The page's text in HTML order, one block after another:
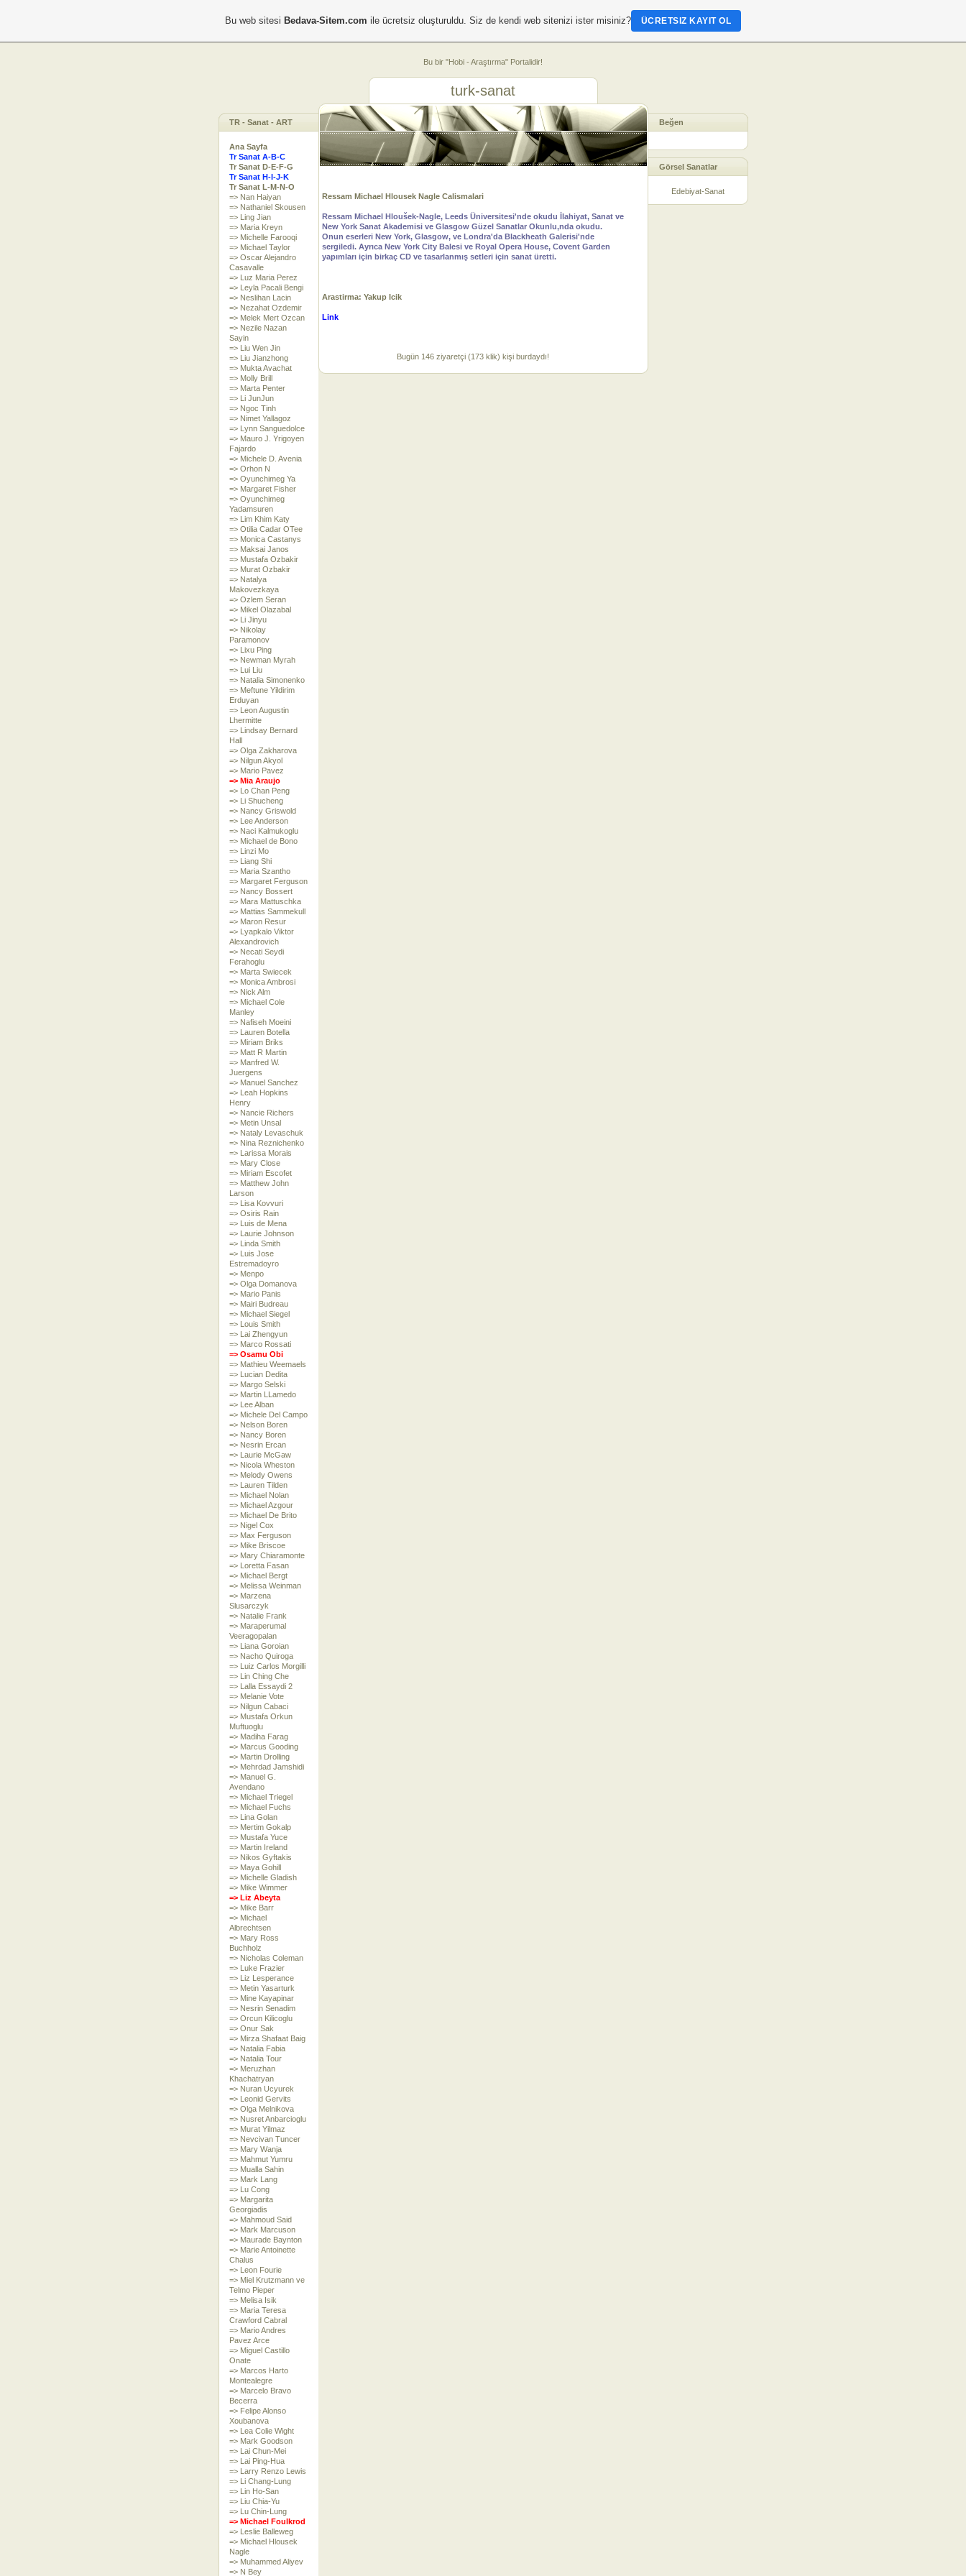
Bu bir "Hobi - Araştırma" Portalidir!
TR - Sanat - ART
Ana Sayfa
Tr Sanat A-B-C
Tr Sanat D-E-F-G
Tr Sanat H-I-J-K
Tr Sanat L-M-N-O
=> Nan Haiyan
=> Nathaniel Skousen
=> Ling Jian
=> Maria Kreyn
=> Michelle Farooqi
=> Michael Taylor
=> Oscar Alejandro
Casavalle
=> Luz Maria Perez
=> Leyla Pacali Bengi
=> Neslihan Lacin
=> Nezahat Ozdemir
=> Melek Mert Ozcan
=> Nezile Nazan
Sayin
=> Liu Wen Jin
=> Liu Jianzhong
=> Mukta Avachat
=> Molly Brill
=> Marta Penter
=> Li JunJun
=> Ngoc Tinh
=> Nimet Yallagoz
=> Lynn Sanguedolce
=> Mauro J. Yrigoyen
Fajardo
=> Michele D. Avenia
=> Orhon N
=> Oyunchimeg Ya
=> Margaret Fisher
=> Oyunchimeg
Yadamsuren
=> Lim Khim Katy
=> Otilia Cadar OTee
=> Monica Castanys
=> Maksai Janos
=> Mustafa Ozbakir
=> Murat Ozbakir
=> Natalya
Makovezkaya
=> Ozlem Seran
=> Mikel Olazabal
=> Li Jinyu
=> Nikolay
Paramonov
=> Lixu Ping
=> Newman Myrah
=> Lui Liu
=> Natalia Simonenko
=> Meftune Yildirim
Erduyan
=> Leon Augustin
Lhermitte
=> Lindsay Bernard
Hall
=> Olga Zakharova
=> Nilgun Akyol
=> Mario Pavez
=> Mia Araujo
=> Lo Chan Peng
=> Li Shucheng
=> Nancy Griswold
=> Lee Anderson
=> Naci Kalmukoglu
=> Michael de Bono
=> Linzi Mo
=> Liang Shi
=> Maria Szantho
=> Margaret Ferguson
=> Nancy Bossert
=> Mara Mattuschka
=> Mattias Sammekull
=> Maron Resur
=> Lyapkalo Viktor
Alexandrovich
=> Necati Seydi
Ferahoglu
=> Marta Swiecek
=> Monica Ambrosi
=> Nick Alm
=> Michael Cole
Manley
=> Nafiseh Moeini
=> Lauren Botella
=> Miriam Briks
=> Matt R Martin
=> Manfred W.
Juergens
=> Manuel Sanchez
=> Leah Hopkins
Henry
=> Nancie Richers
=> Metin Unsal
=> Nataly Levaschuk
=> Nina Reznichenko
=> Larissa Morais
=> Mary Close
=> Miriam Escofet
=> Matthew John
Larson
=> Lisa Kovvuri
=> Osiris Rain
=> Luis de Mena
=> Laurie Johnson
=> Linda Smith
=> Luis Jose
Estremadoyro
=> Menpo
=> Olga Domanova
=> Mario Panis
=> Mairi Budreau
=> Michael Siegel
=> Louis Smith
=> Lai Zhengyun
=> Marco Rossati
=> Osamu Obi
=> Mathieu Weemaels
=> Lucian Dedita
=> Margo Selski
=> Martin LLamedo
=> Lee Alban
=> Michele Del Campo
=> Nelson Boren
=> Nancy Boren
=> Nesrin Ercan
=> Laurie McGaw
=> Nicola Wheston
=> Melody Owens
=> Lauren Tilden
=> Michael Nolan
=> Michael Azgour
=> Michael De Brito
=> Nigel Cox
=> Max Ferguson
=> Mike Briscoe
=> Mary Chiaramonte
=> Loretta Fasan
=> Michael Bergt
=> Melissa Weinman
=> Marzena
Slusarczyk
=> Natalie Frank
=> Maraperumal
Veeragopalan
=> Liana Goroian
=> Nacho Quiroga
=> Luiz Carlos Morgilli
=> Lin Ching Che
=> Lalla Essaydi 2
=> Melanie Vote
=> Nilgun Cabaci
=> Mustafa Orkun
Muftuoglu
=> Madiha Farag
=> Marcus Gooding
=> Martin Drolling
=> Mehrdad Jamshidi
=> Manuel G.
Avendano
=> Michael Triegel
=> Michael Fuchs
=> Lina Golan
=> Mertim Gokalp
=> Mustafa Yuce
=> Martin Ireland
=> Nikos Gyftakis
=> Maya Gohill
=> Michelle Gladish
=> Mike Wimmer
=> Liz Abeyta
=> Mike Barr
=> Michael
Albrechtsen
=> Mary Ross
Buchholz
=> Nicholas Coleman
=> Luke Frazier
=> Liz Lesperance
=> Metin Yasarturk
=> Mine Kayapinar
=> Nesrin Senadim
=> Orcun Kilicoglu
=> Onur Sak
=> Mirza Shafaat Baig
=> Natalia Fabia
=> Natalia Tour
=> Meruzhan
Khachatryan
=> Nuran Ucyurek
=> Leonid Gervits
=> Olga Melnikova
=> Nusret Anbarcioglu
=> Murat Yilmaz
=> Nevcivan Tuncer
=> Mary Wanja
=> Mahmut Yumru
=> Mualla Sahin
=> Mark Lang
=> Lu Cong
=> Margarita
Georgiadis
=> Mahmoud Said
=> Mark Marcuson
=> Maurade Baynton
=> Marie Antoinette
Chalus
=> Leon Fourie
=> Miel Krutzmann ve
Telmo Pieper
=> Melisa Isik
=> Maria Teresa
Crawford Cabral
=> Mario Andres
Pavez Arce
=> Miguel Castillo
Onate
=> Marcos Harto
Montealegre
=> Marcelo Bravo
Becerra
=> Felipe Alonso
Xoubanova
=> Lea Colie Wight
=> Mark Goodson
=> Lai Chun-Mei
=> Lai Ping-Hua
=> Larry Renzo Lewis
=> Li Chang-Lung
=> Lin Ho-San
=> Liu Chia-Yu
=> Lu Chin-Lung
=> Michael Foulkrod
=> Leslie Balleweg
=> Michael Hlousek
Nagle
=> Muhammed Aliyev
=> N Bey
turk-sanat
Ressam Michael Hlousek Nagle Calismalari
Ressam Michael Hloušek-Nagle, Leeds Üniversitesi'nde okudu İlahiyat, Sanat ve
New York Sanat Akademisi ve Glasgow Güzel Sanatlar Okunlu,nda okudu.
Onun eserleri New York, Glasgow, ve Londra'da Blackheath Galerisi'nde
sergiledi. Ayrıca New York City Balesi ve Royal Opera House, Covent Garden
yapımları için birkaç CD ve tasarlanmış setleri için sanat üretti.
Arastirma: Yakup Icik
Link
Bugün 146 ziyaretçi (173 klik) kişi burdaydı!
Beğen
Görsel Sanatlar
Edebiyat-Sanat
Bu web sitesi Bedava-Sitem.com ile ücretsiz oluşturuldu. Siz de kendi web sitenizi ister misiniz? ÜCRETSIZ KAYIT OL